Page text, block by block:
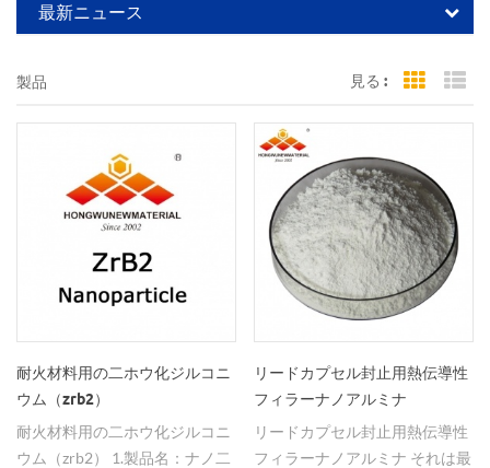
最新ニュース
製品 見る : Grid
耐火材料用の二ホウ化ジルコニ
ウム（zrb2）
耐火材料用の二ホウ化ジルコニ
ウム（zrb2） 1.製品名：ナノ二
リードカプセル封止用熱伝導性
フィラーナノアルミナ
リードカプセル封止用熱伝導性
フィラーナノアルミナ それは最